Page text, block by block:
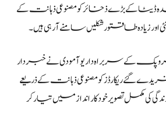
ڈیٹا کے بڑے ذخائر کو مصنوعی ذہانت کے
اور زیادہ طاقتور شکلیں سامنے آ رہی ہیں۔
کے سربراہ داریو آمودی نے خبردار
گئے ریکارڈز کو مصنوعی ذہانت کے ذریعے
کی مکمل تصویر خودکار انداز میں تیار کر